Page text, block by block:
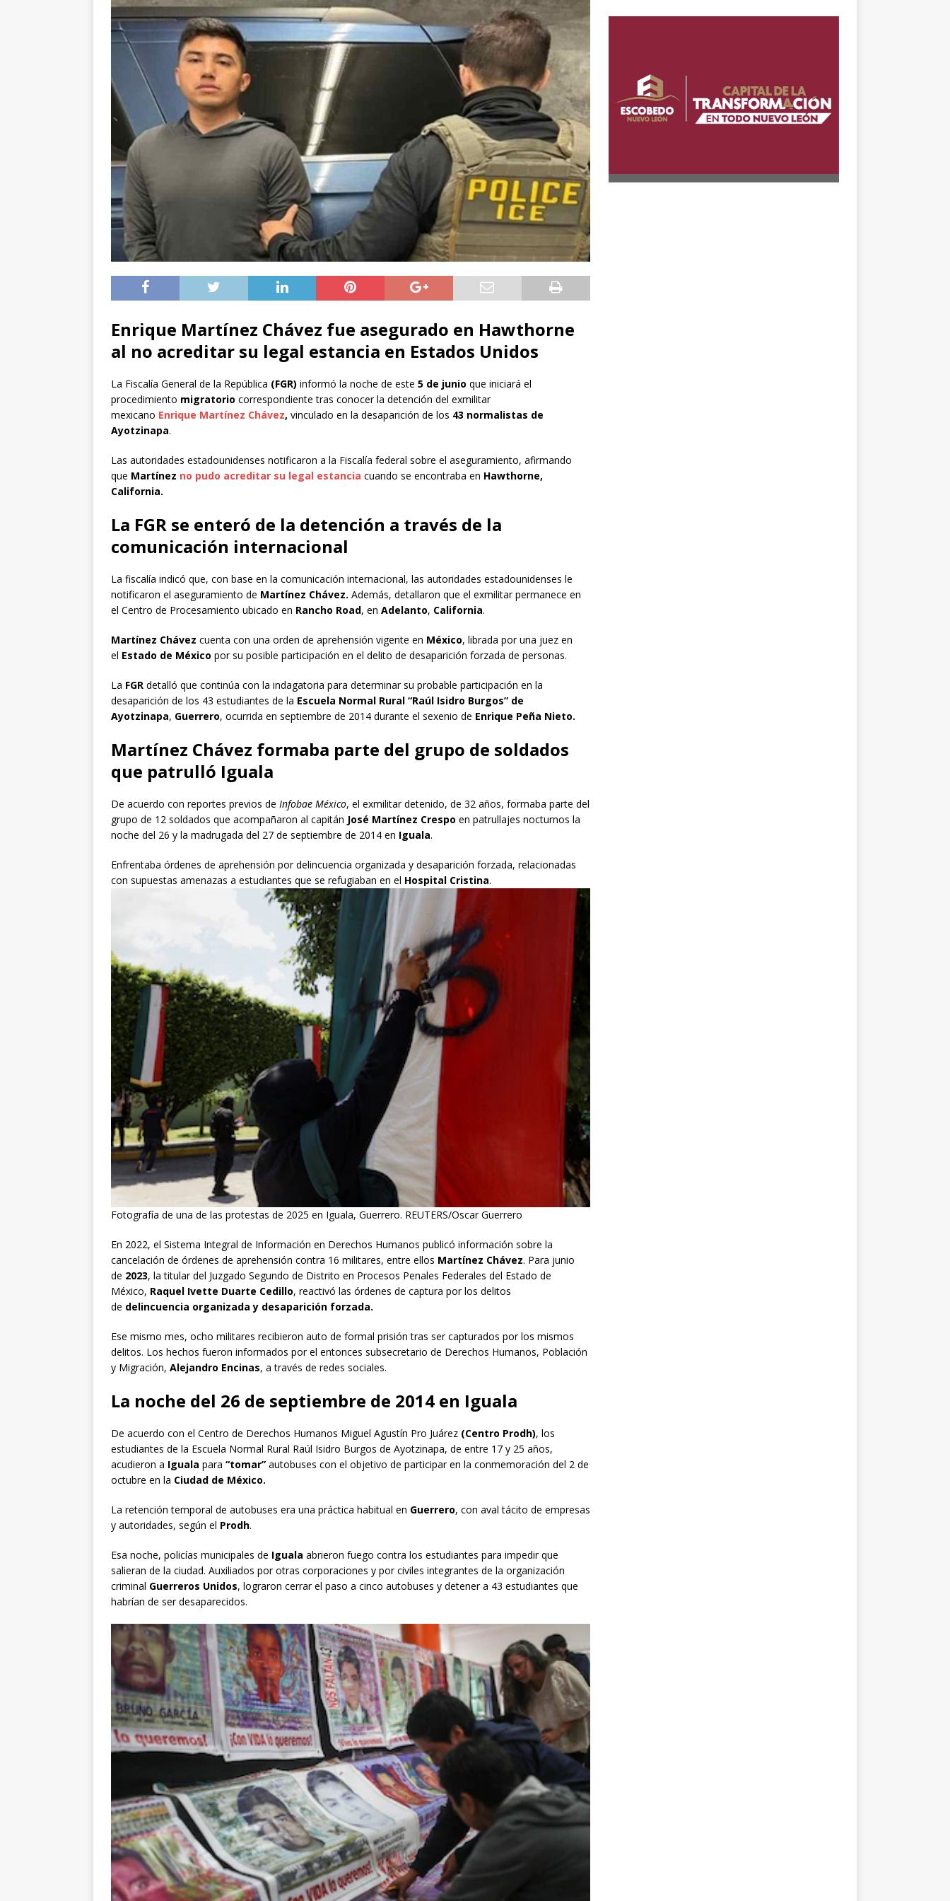
Enrique Martínez Chávez fue asegurado en Hawthorne
al no acreditar su legal estancia en Estados Unidos
La Fiscalía General de la República (FGR) informó la noche de este 5 de junio que iniciará el
procedimiento migratorio correspondiente tras conocer la detención del exmilitar
mexicano Enrique Martínez Chávez, vinculado en la desaparición de los 43 normalistas de
Ayotzinapa.
Las autoridades estadounidenses notificaron a la Fiscalía federal sobre el aseguramiento, afirmando
que Martínez no pudo acreditar su legal estancia cuando se encontraba en Hawthorne,
California.
La FGR se enteró de la detención a través de la
comunicación internacional
La fiscalía indicó que, con base en la comunicación internacional, las autoridades estadounidenses le
notificaron el aseguramiento de Martínez Chávez. Además, detallaron que el exmilitar permanece en
el Centro de Procesamiento ubicado en Rancho Road, en Adelanto, California.
Martínez Chávez cuenta con una orden de aprehensión vigente en México, librada por una juez en
el Estado de México por su posible participación en el delito de desaparición forzada de personas.
La FGR detalló que continúa con la indagatoria para determinar su probable participación en la
desaparición de los 43 estudiantes de la Escuela Normal Rural “Raúl Isidro Burgos” de
Ayotzinapa, Guerrero, ocurrida en septiembre de 2014 durante el sexenio de Enrique Peña Nieto.
Martínez Chávez formaba parte del grupo de soldados
que patrulló Iguala
De acuerdo con reportes previos de Infobae México, el exmilitar detenido, de 32 años, formaba parte del
grupo de 12 soldados que acompañaron al capitán José Martínez Crespo en patrullajes nocturnos la
noche del 26 y la madrugada del 27 de septiembre de 2014 en Iguala.
Enfrentaba órdenes de aprehensión por delincuencia organizada y desaparición forzada, relacionadas
con supuestas amenazas a estudiantes que se refugiaban en el Hospital Cristina.
Fotografía de una de las protestas de 2025 en Iguala, Guerrero. REUTERS/Oscar Guerrero
En 2022, el Sistema Integral de Información en Derechos Humanos publicó información sobre la
cancelación de órdenes de aprehensión contra 16 militares, entre ellos Martínez Chávez. Para junio
de 2023, la titular del Juzgado Segundo de Distrito en Procesos Penales Federales del Estado de
México, Raquel Ivette Duarte Cedillo, reactivó las órdenes de captura por los delitos
de delincuencia organizada y desaparición forzada.
Ese mismo mes, ocho militares recibieron auto de formal prisión tras ser capturados por los mismos
delitos. Los hechos fueron informados por el entonces subsecretario de Derechos Humanos, Población
y Migración, Alejandro Encinas, a través de redes sociales.
La noche del 26 de septiembre de 2014 en Iguala
De acuerdo con el Centro de Derechos Humanos Miguel Agustín Pro Juárez (Centro Prodh), los
estudiantes de la Escuela Normal Rural Raúl Isidro Burgos de Ayotzinapa, de entre 17 y 25 años,
acudieron a Iguala para “tomar” autobuses con el objetivo de participar en la conmemoración del 2 de
octubre en la Ciudad de México.
La retención temporal de autobuses era una práctica habitual en Guerrero, con aval tácito de empresas
y autoridades, según el Prodh.
Esa noche, policías municipales de Iguala abrieron fuego contra los estudiantes para impedir que
salieran de la ciudad. Auxiliados por otras corporaciones y por civiles integrantes de la organización
criminal Guerreros Unidos, lograron cerrar el paso a cinco autobuses y detener a 43 estudiantes que
habrían de ser desaparecidos.